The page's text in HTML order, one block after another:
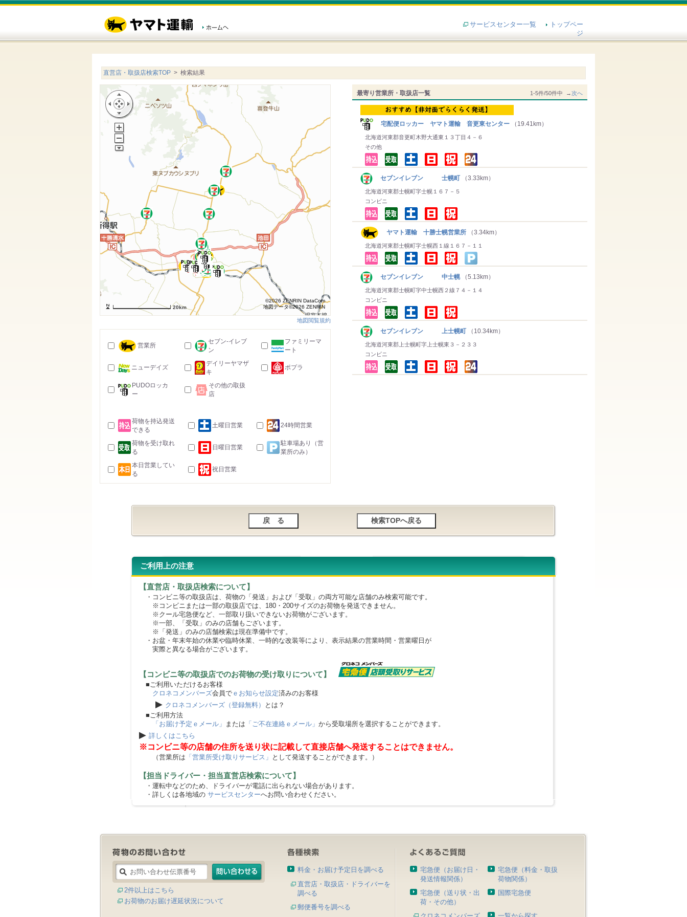
サービスセンター一覧
トップペー
ジ
直営店・取扱店検索TOP > 検索結果
最寄り営業所・取扱店一覧 1-5件/50件中 →次へ
宅配便ロッカー ヤマト運輸 音更東センター （19.41km）
北海道河東郡音更町木野大通東１３丁目４－６
その他
セブンイレブン 士幌町 （3.33km）
北海道河東郡士幌町字士幌１６７－５
コンビニ
ヤマト運輸 十勝士幌営業所 （3.34km）
北海道河東郡士幌町字士幌西１線１６７－１１
セブンイレブン 中士幌 （5.13km）
北海道河東郡士幌町字中士幌西２線７４－１４
コンビニ
セブンイレブン 上士幌町 （10.34km）
北海道河東郡上士幌町字上士幌東３－２３３
コンビニ
20km
©2026 ZENRIN DataCom
地図データ©2026 ZENRIN
地図閲覧規約
営業所
セブン-イレブ
ン
ファミリーマ
ート
ニューデイズ
デイリーヤマザ
キ
ポプラ
PUDOロッカ
ー
その他の取扱
店
荷物を持込発送
できる
土曜日営業 24時間営業
荷物を受け取れ
る
日曜日営業
駐車場あり（営
業所のみ）
本日営業してい
る
祝日営業
ご利用上の注意
【直営店・取扱店検索について】
・コンビニ等の取扱店は、荷物の「発送」および「受取」の両方可能な店舗のみ検索可能です。
※コンビニまたは一部の取扱店では、180・200サイズのお荷物を発送できません。
※クール宅急便など、一部取り扱いできないお荷物がございます。
※一部、「受取」のみの店舗もございます。
※「発送」のみの店舗検索は現在準備中です。
・お盆・年末年始の休業や臨時休業、一時的な改装等により、表示結果の営業時間・営業曜日が
実際と異なる場合がございます。
【コンビニ等の取扱店でのお荷物の受け取りについて】
■ご利用いただけるお客様
クロネコメンバーズ会員で ｅお知らせ設定済みのお客様
▶ クロネコメンバーズ（登録無料）
とは？
■ご利用方法
「お届け予定ｅメール」 または 「ご不在連絡ｅメール」 から受取場所を選択することができます。
▶ 詳しくはこちら
※コンビニ等の店舗の住所を送り状に記載して直接店舗へ発送することはできません。
（営業所は 「営業所受け取りサービス」 として発送することができます。）
【担当ドライバー・担当直営店検索について】
・運転中などのため、ドライバーが電話に出られない場合があります。
・詳しくは各地域の サービスセンターへお問い合わせください。
2件以上はこちら
お荷物のお届け遅延状況について
料金・お届け予定日を調べる
直営店・取扱店・ドライバーを
調べる
郵便番号を調べる
宅急便（お届け日・
発送情報関係）
宅急便（料金・取扱
荷物関係）
宅急便（送り状・出
荷・その他）
国際宅急便